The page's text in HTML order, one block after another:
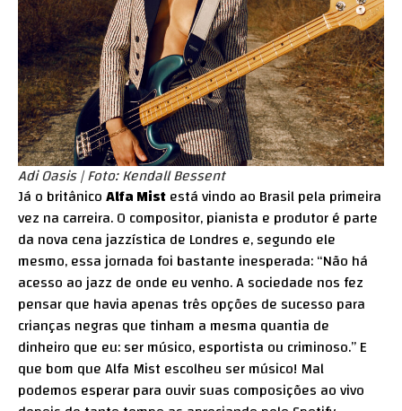
Adi Oasis | Foto: Kendall Bessent
Já o britânicoAlfa Mistestá vindo ao Brasil pela primeira
vez na carreira. O compositor, pianista e produtor é parte
da nova cena jazzística de Londres e, segundo ele
mesmo, essa jornada foi bastante inesperada: “Não há
acesso ao jazz de onde eu venho. A sociedade nos fez
pensar que havia apenas três opções de sucesso para
crianças negras que tinham a mesma quantia de
dinheiro que eu: ser músico, esportista ou criminoso.” E
que bom que Alfa Mist escolheu ser músico! Mal
podemos esperar para ouvir suas composições ao vivo